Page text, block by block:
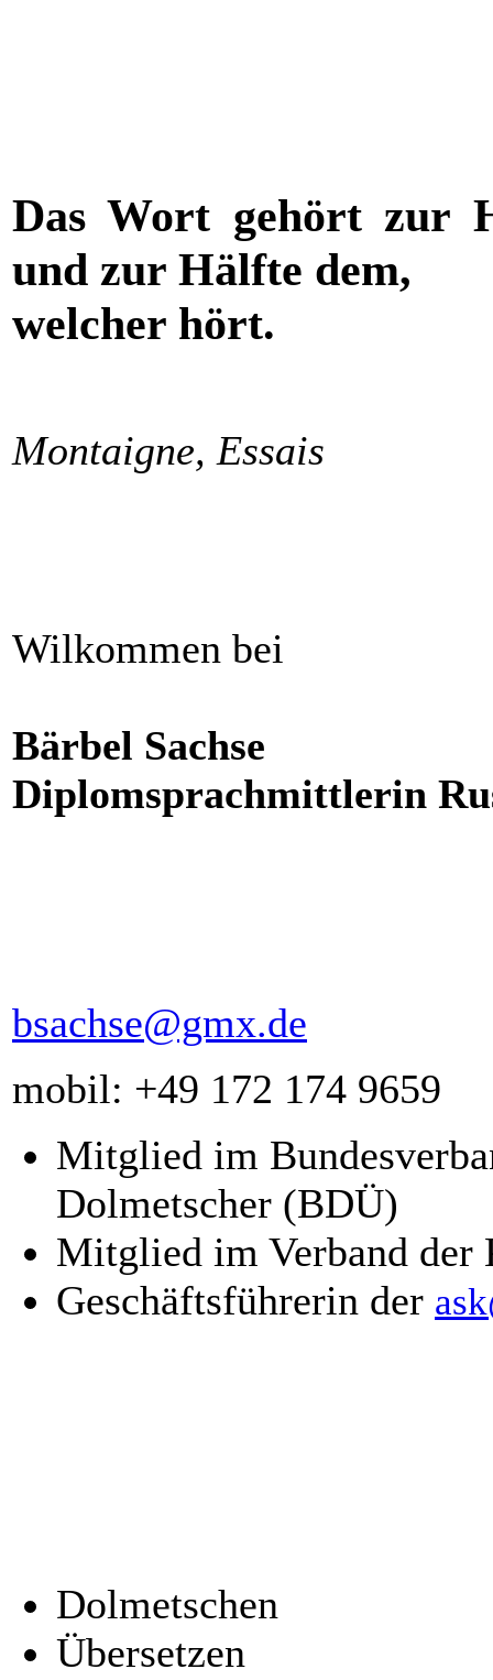
Das Wort gehört zur
und zur Hälfte dem,
welcher hört.
Montaigne, Essais
Wilkommen bei
Bärbel Sachse
Diplomsprachmittlerin
bsachse@gmx.de
mobil: +49 172 174 9659
Mitglied im
Dolmetscher (BDÜ)
Mitglied im Verband der
Geschäftsführerin der
Dolmetschen
Übersetzen